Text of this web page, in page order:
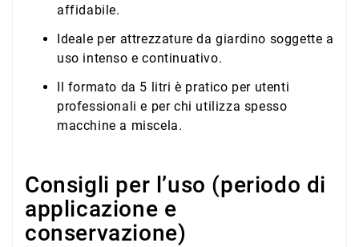
affidabile.
Ideale per attrezzature da giardino soggette a
uso intenso e continuativo.
Il formato da 5 litri è pratico per utenti
professionali e per chi utilizza spesso
macchine a miscela.
Consigli per l’uso (periodo di
applicazione e
conservazione)